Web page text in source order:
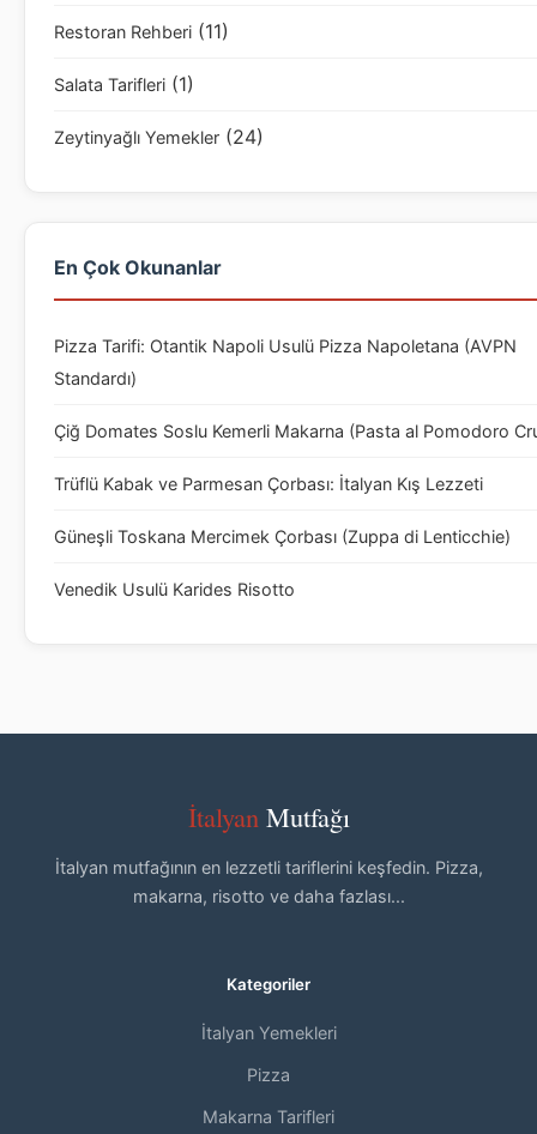
Restoran Rehberi (11)
Salata Tarifleri (1)
Zeytinyağlı Yemekler (24)
En Çok Okunanlar
Pizza Tarifi: Otantik Napoli Usulü Pizza Napoletana (AVPN
Standardı)
Çiğ Domates Soslu Kemerli Makarna (Pasta al Pomodoro
Trüflü Kabak ve Parmesan Çorbası: İtalyan Kış Lezzeti
Güneşli Toskana Mercimek Çorbası (Zuppa di Lenticchie)
Venedik Usulü Karides Risotto
İtalyanMutfağı
İtalyan mutfağının en lezzetli tariflerini keşfedin. Pizza,
makarna, risotto ve daha fazlası...
Kategoriler
İtalyan Yemekleri
Pizza
Makarna Tarifleri